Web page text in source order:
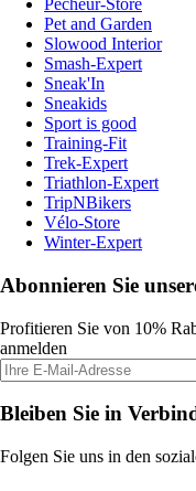
Pecheur-Store
Pet and Garden
Slowood Interior
Smash-Expert
Sneak'In
Sneakids
Sport is good
Training-Fit
Trek-Expert
Triathlon-Expert
TripNBikers
Vélo-Store
Winter-Expert
Abonnieren Sie
Profitieren Sie von 10%
anmelden
Bleiben Sie in
Folgen Sie uns in den